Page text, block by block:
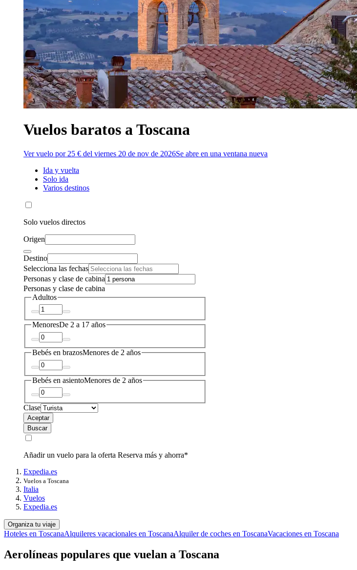
Vuelos baratos a Toscana
Ver vuelo por 25 € del viernes 20 de nov de 2026Se abre en una ventana nueva
Ida y vuelta
Solo ida
Varios destinos
Solo vuelos directos
Origen
Destino
Selecciona las fechas
Personas y clase de cabina
Personas y clase de cabina
Adultos
MenoresDe 2 a 17 años
Bebés en brazosMenores de 2 años
Bebés en asientoMenores de 2 años
Clase
Aceptar
Buscar
Añadir un vuelo para la oferta Reserva más y ahorra*
Expedia.es
Vuelos a Toscana
Italia
Vuelos
Expedia.es
Organiza tu viaje
Hoteles en ToscanaAlquileres vacacionales en ToscanaAlquiler de coches en ToscanaVacaciones en Toscana
Aerolíneas populares que vuelan a Toscana